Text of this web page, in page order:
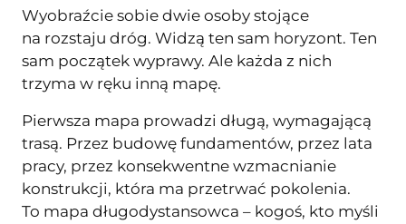
Wyobraźcie sobie dwie osoby stojące
na rozstaju dróg. Widzą ten sam horyzont. Ten
sam początek wyprawy. Ale każda z nich
trzyma w ręku inną mapę.
Pierwsza mapa prowadzi długą, wymagającą
trasą. Przez budowę fundamentów, przez lata
pracy, przez konsekwentne wzmacnianie
konstrukcji, która ma przetrwać pokolenia.
To mapa długodystansowca – kogoś, kto myśli